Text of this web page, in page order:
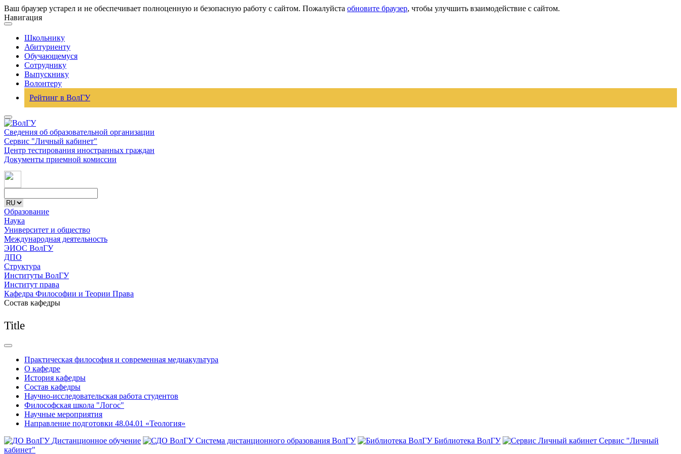
Ваш браузер устарел и не обеспечивает полноценную и безопасную работу с сайтом. Пожалуйста обновите браузер, чтобы улучшить взаимодействие с сайтом.
Навигация
Школьнику
Абитуриенту
Обучающемуся
Сотруднику
Выпускнику
Волонтеру
Рейтинг в ВолГУ
Сведения об образовательной организации
Сервис "Личный кабинет"
Центр тестирования иностранных граждан
Документы приемной комиссии
Образование
Наука
Университет и общество
Международная деятельность
ЭИОС ВолГУ
ДПО
Структура
Институты ВолГУ
Институт права
Кафедра Философии и Теории Права
Состав кафедры
Title
Практическая философия и современная медиакультура
О кафедре
История кафедры
Состав кафедры
Научно-исследовательская работа студентов
Философская школа "Логос"
Научные мероприятия
Направление подготовки 48.04.01 «Теология»
Дистанционное обучение
Система дистанционного образования ВолГУ Библиотека ВолГУ
Сервис "Личный
кабинет"